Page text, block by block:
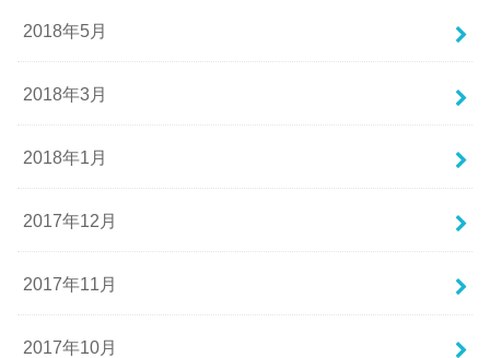
2018年5月
2018年3月
2018年1月
2017年12月
2017年11月
2017年10月